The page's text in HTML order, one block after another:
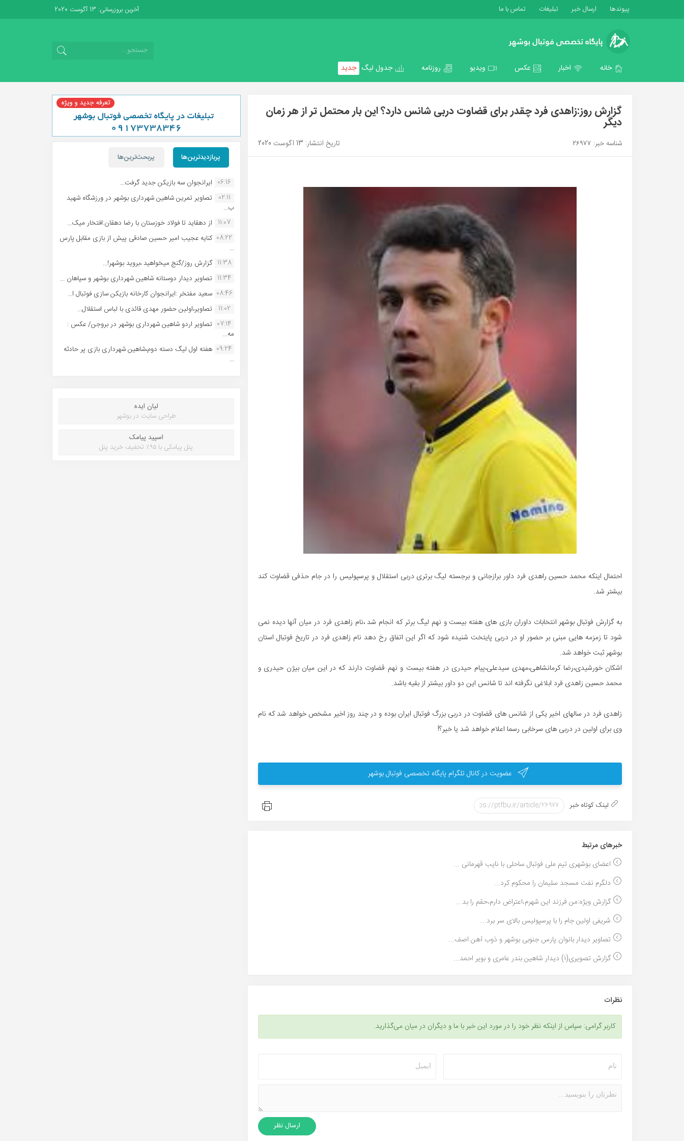
پیوندها ارسال خبر تبلیغات تماس با ما آخرین بروزرسانی: 13 آگوست 2020
خانه اخبار عکس ویدیو روزنامه جدول لیگ جدید
گزارش روز:زاهدی فرد چقدر برای قضاوت دربی شانس دارد؟ این بار محتمل تر از هر زمان
دیگر
شناسه خبر: 26977 تاریخ انتشار: 13 آگوست 2020
احتمال اینکه محمد حسین راهدی فرد داور برازجانی و برجسته لیگ برتری دربی استقلال و پرسپولیس را در جام حذفی قضاوت کند
بیشتر شد.
به گزارش فوتبال بوشهر انتخابات داوران بازی های هفته بیست و نهم لیگ برتر که انجام شد ،نام زاهدی فرد در میان آنها دیده نمی
شود تا زمزمه هایی مبنی بر حضور او در دربی پایتخت شنیده شود که اگر این اتفاق رخ دهد نام زاهدی فرد در تاریخ فوتبال استان
بوشهر ثبت خواهد شد.
اشکان خورشیدی،رضا کرمانشاهی،مهدی سیدعلی،پیام حیدری در هفته بیست و نهم قضاوت دارند که در این میان بیژن حیدری و
محمد حسین زاهدی فرد ابلاغی نگرفته اند تا شانس این دو داور بیشتر از بقیه باشد.
زاهدی فرد در سالهای اخیر یکی از شانس های قضاوت در دربی بزرگ فوتبال ایران بوده و در چند روز اخیر مشخص خواهد شد که نام
وی برای اولین در دربی های سرخابی رسما اعلام خواهد شد یا خیر؟!
عضویت در کانال تلگرام پایگاه تخصصی فوتبال بوشهر
لینک کوتاه خبر
خبر‌های مرتبط
اعضای بوشهری تیم ملی فوتبال ساحلی با نایب قهرمانی ...
دلگرم نفت مسجد سلیمان را محکوم کرد...
گزارش ویژه:من فرزند این شهرم،اعتراض دارم،حقم را بد...
شریفی اولین جام را با پرسپولیس بالای سر برد...
تصاویر دیدار بانوان پارس جنوبی بوشهر و ذوب آهن اصف...
گزارش تصویری(۱) دیدار شاهین بندر عامری و بویر احمد...
نظرات
کاربر گرامی: سپاس از اینکه نظر خود را در مورد این خبر با ما و دیگران در میان می‌گذارید.
پربازدیدترین‌ها پربحث‌ترین‌ها
06:16 ایرانجوان سه بازیکن جدید گرفت...
02:11
تصاویر تمرین شاهین شهردارى بوشهر در ورزشگاه شهید
ب...
11:07 از دهقاید تا فولاد خوزستان با رضا دهقان:افتخار میک...
08:22 کنایه عجیب امیر حسین صادقی پیش از بازی مقابل پارس
...
11:38 گزارش روز/گنج میخواهید ،بروید بوشهر!...
11:34 تصاویر دیدار دوستانه شاهین شهردارى بوشهر و سپاهان ...
08:46 سعید مفتخر :ایرانجوان کارخانه بازیکن سازی فوتبال ا...
11:02
تصاویر،اولین حضور مهدی قائدی با لباس استقلال...
07:14 تصاویر اردو شاهین شهرداری بوشهر در بروجن/ عکس :
مه...
09:24 هفته اول لیگ دسته دوم،شاهین شهرداری بازی پر حادثه
...
لیان ایده
طراحی سایت در بوشهر
اسپید پیامک
پنل پیامکی با ۹۵٪ تخفیف خرید پنل